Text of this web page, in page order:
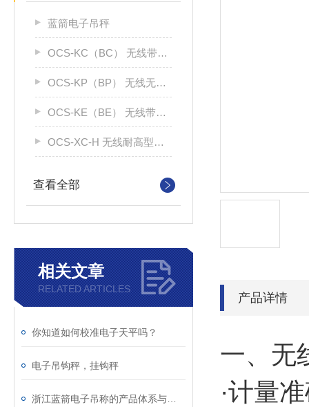
蓝箭电子吊秤
OCS-KC（BC） 无线带打印吊钩秤
OCS-KP（BP） 无线无打印吊钩称
OCS-KE（BE） 无线带大屏电子秤
OCS-XC-H 无线耐高型电子吊秤
查看全部
相关文章
RELATED ARTICLES
你知道如何校准电子天平吗？
电子吊钩秤，挂钩秤
产品详情
一、无
·计量